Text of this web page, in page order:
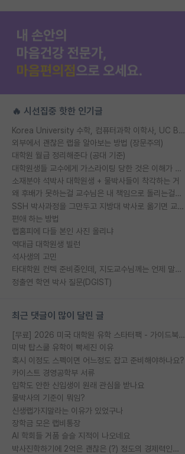
🔥 시선집중 핫한 인기글
Korea University 수학, 컴퓨터과학 이학사, UC Berkeley 산업공학 대학원 공학박사가 되는 것은 쉽지 않겠죠?
외부에서 괜찮은 랩을 알아보는 방법 (장문주의)
대학원 월급 정리해준다 (공대 기준)
대학원생들 교수에게 가스라이팅 당한 것은 이해가 갑니다. 안타깝네요.
소재분야 석박사 대학원생 + 물박사들이 착각하는 거
왜 후배가 못하는걸 교수님은 내 책임으로 돌리는걸까요?
SSH 박사과정을 그만두고 지방대 박사로 옮기면 교수의 꿈은 끝일까요?
편애 하는 방법
랩홈피에 다들 본인 사진 올리냐
역대급 대학원생 빌런
석사생의 고민
타대학원 컨텍 준비중인데, 지도교수님께는 언제 말씀드려야 할까요?
정출연 학연 박사 질문(DGIST)
최근 댓글이 많이 달린 글
[무료] 2026 미국 대학원 유학 스타터팩 - 가이드북 & 합격자 컨택메일 템플릿
미박 탑스쿨 유학이 빡세진 이유
혹시 이정도 스펙이면 어느정도 잡고 준비해야하나요?
카이스트 경영공학부 서류
입학도 안한 신입생이 원래 관심을 받나요
물박사의 기준이 뭐임?
신생랩가지말라는 이유가 있었구나
장학금 모은 랩비통장
AI 학회들 거품 슬슬 지적이 나오네요
박사진학하기에 2억은 괜찮은 (?) 정도의 경제력인가요